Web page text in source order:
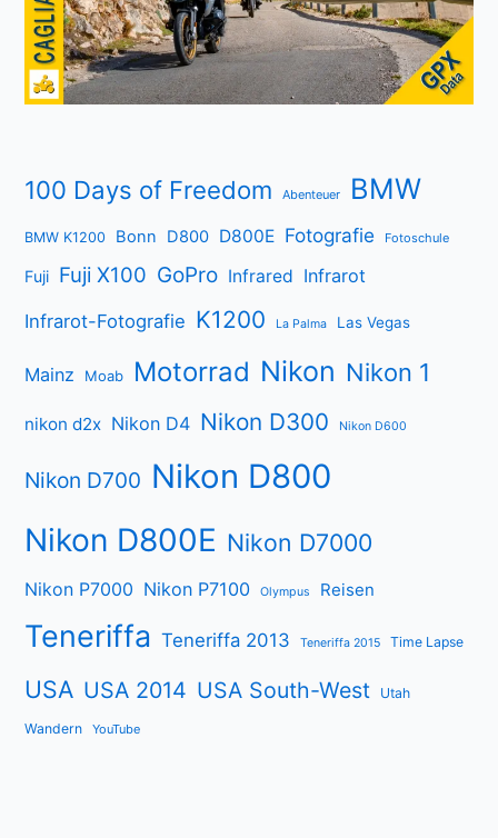
100 Days of Freedom Abenteuer BMW
BMW K1200 Bonn D800 D800E Fotografie Fotoschule
Fuji Fuji X100 GoPro Infrared Infrarot
Infrarot-Fotografie K1200 La Palma Las Vegas
Mainz Moab Motorrad Nikon Nikon 1
nikon d2x Nikon D4 Nikon D300 Nikon D600
Nikon D700 Nikon D800
Nikon D800E Nikon D7000
Nikon P7000 Nikon P7100 Olympus Reisen
Teneriffa Teneriffa 2013 Teneriffa 2015 Time Lapse
USA USA 2014 USA South-West Utah
Wandern YouTube